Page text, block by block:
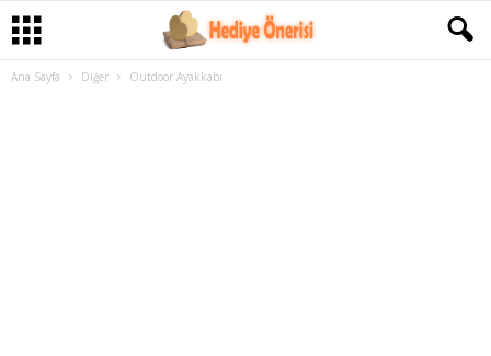
Ana Sayfa Diğer Outdoor Ayakkabı